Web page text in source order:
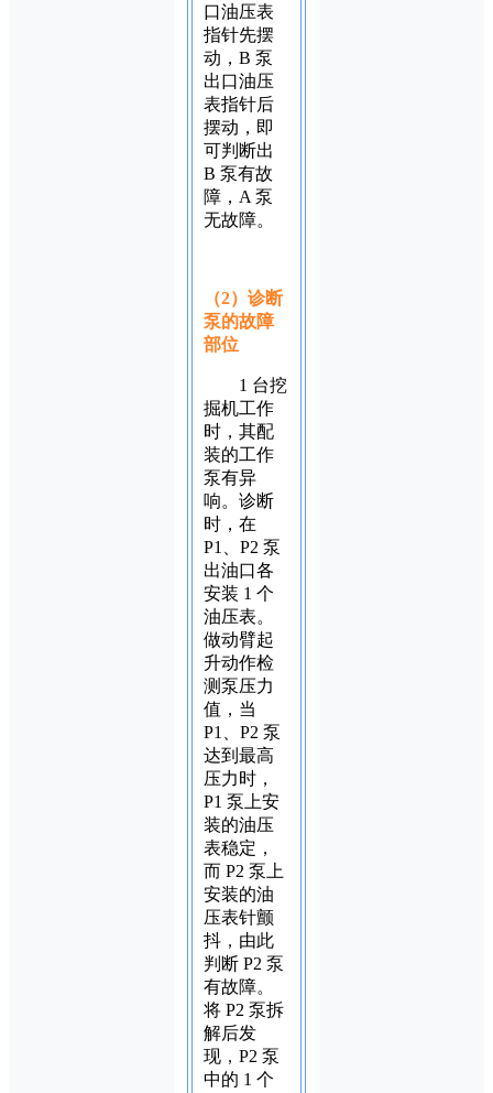
口油压表
指针先摆
动，B 泵
出口油压
表指针后
摆动，即
可判断出
B 泵有故
障，A 泵
无故障。
（2）诊断
泵的故障
部位
1 台挖
掘机工作
时，其配
装的工作
泵有异
响。诊断
时，在
P1、P2 泵
出油口各
安装 1 个
油压表。
做动臂起
升动作检
测泵压力
值，当
P1、P2 泵
达到最高
压力时，
P1 泵上安
装的油压
表稳定，
而 P2 泵上
安装的油
压表针颤
抖，由此
判断 P2 泵
有故障。
将 P2 泵拆
解后发
现，P2 泵
中的 1 个